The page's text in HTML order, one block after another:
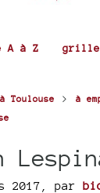
A à Z grille
Toulouse > à
2017 par